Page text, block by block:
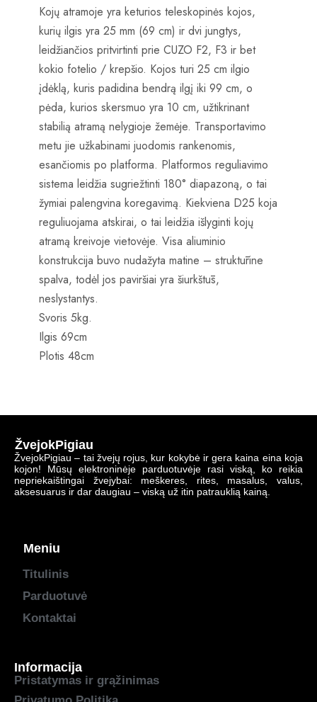
Kojų atramoje yra keturios teleskopinės kojos,
kurių ilgis yra 25 mm (69 cm) ir dvi jungtys,
leidžiančios pritvirtinti prie CUZO F2, F3 ir bet
kokio fotelio / krepšio. Kojos turi 25 cm ilgio
įdėklą, kuris padidina bendrą ilgį iki 99 cm, o
pėda, kurios skersmuo yra 10 cm, užtikrinant
stabilią atramą nelygioje žemėje. Transportavimo
metu jie užkabinami juodomis rankenomis,
esančiomis po platforma. Platformos reguliavimo
sistema leidžia sugriežtinti 180° diapazoną, o tai
žymiai palengvina koregavimą. Kiekviena D25 koja
reguliuojama atskirai, o tai leidžia išlyginti kojų
atramą kreivoje vietovėje. Visa aliuminio
konstrukcija buvo nudažyta matine – struktūrine
spalva, todėl jos paviršiai yra šiurkštūs,
neslystantys.
Svoris 5kg.
Ilgis 69cm
Plotis 48cm
ŽvejokPigiau
ŽvejokPigiau – tai žvejų rojus, kur kokybė ir gera kaina eina koja
kojon! Mūsų elektroninėje parduotuvėje rasi viską, ko reikia
nepriekaištingai žvejybai: meškeres, rites, masalus, valus,
aksesuarus ir dar daugiau – viską už itin patrauklią kainą.
Meniu
Titulinis
Parduotuvė
Kontaktai
Informacija
Pristatymas ir grąžinimas